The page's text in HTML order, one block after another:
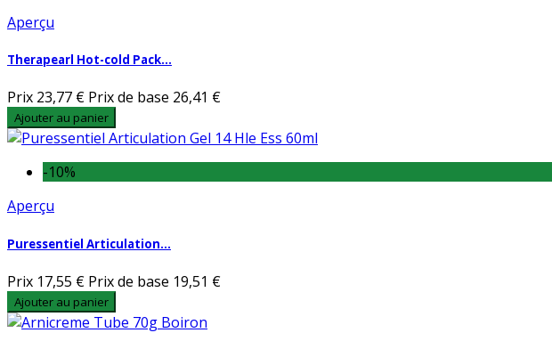
Aperçu
Therapearl Hot-cold Pack...
Prix 23,77 € Prix de base 26,41 €
Ajouter au panier
-10%
Aperçu
Puressentiel Articulation...
Prix 17,55 € Prix de base 19,51 €
Ajouter au panier